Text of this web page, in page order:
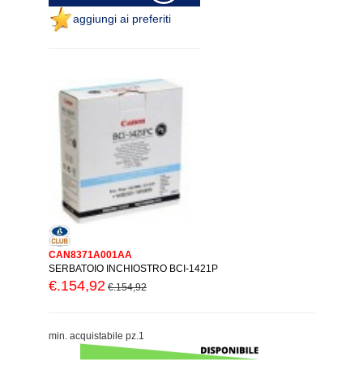
aggiungi ai preferiti
CAN8371A001AA
SERBATOIO INCHIOSTRO BCI-1421P
€.154,92 €.154,92
min. acquistabile pz.1